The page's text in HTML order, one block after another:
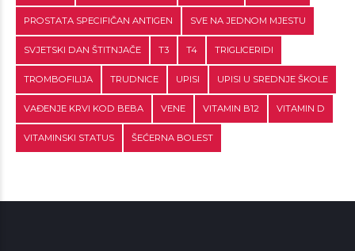
PROSTATA SPECIFIČAN ANTIGEN SVE NA JEDNOM MJESTU
SVJETSKI DAN ŠTITNJAČE T3 T4 TRIGLICERIDI
TROMBOFILIJA TRUDNICE UPISI UPISI U SREDNJE ŠKOLE
VAĐENJE KRVI KOD BEBA VENE VITAMIN B12 VITAMIN D
VITAMINSKI STATUS ŠEĆERNA BOLEST